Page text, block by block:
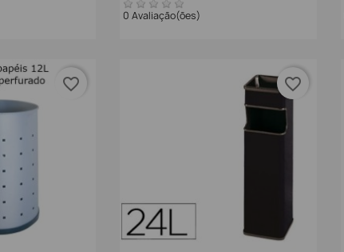
0 Avaliação(ões)
favorite_border favorite_border